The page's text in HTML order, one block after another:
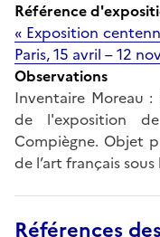
Référence
« Exposition
Paris, 15 avril – 12
Observations
Inventaire Moreau
de l'exposition
Compiègne. Objet
de l’art français sous
Références